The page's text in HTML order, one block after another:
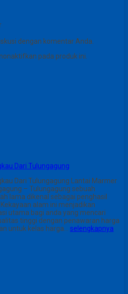
dengan komentar Anda.
pada produk ini.
Dari Tulungagung
Dari Tulungagung Lantai Marmer
– Tulungagung sebuah
lama dikenal sebagai penghasil
alam ini menjadikan
utama bagi anda yang mencari
tinggi dengan penawaran harga
untuk kelas harga… selengkapnya